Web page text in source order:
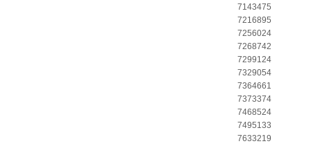
7143475
7216895
7256024
7268742
7299124
7329054
7364661
7373374
7468524
7495133
7633219